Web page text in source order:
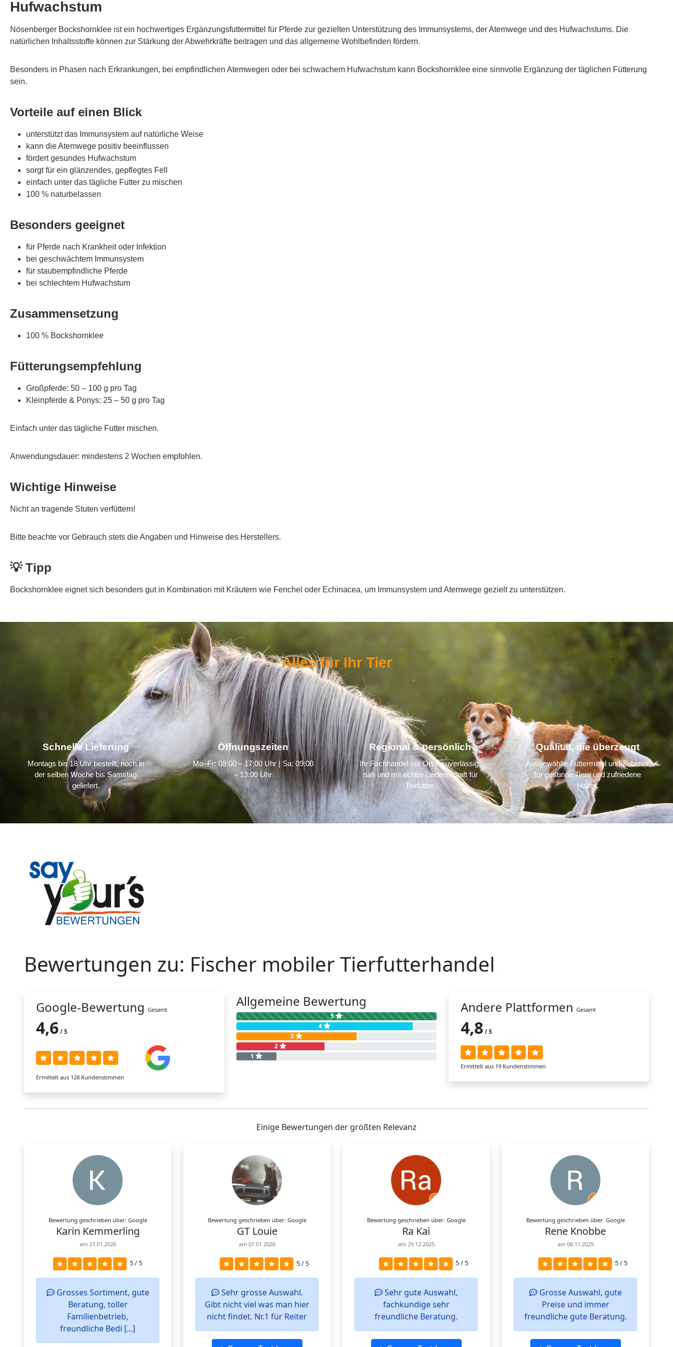
Hufwachstum
Nösenberger Bockshornklee ist ein hochwertiges Ergänzungsfuttermittel für Pferde zur gezielten Unterstützung des Immunsystems, der Atemwege und des Hufwachstums. Die
natürlichen Inhaltsstoffe können zur Stärkung der Abwehrkräfte beitragen und das allgemeine Wohlbefinden fördern.
Besonders in Phasen nach Erkrankungen, bei empfindlichen Atemwegen oder bei schwachem Hufwachstum kann Bockshornklee eine sinnvolle Ergänzung der täglichen Fütterung
sein.
Vorteile auf einen Blick
unterstützt das Immunsystem auf natürliche Weise
kann die Atemwege positiv beeinflussen
fördert gesundes Hufwachstum
sorgt für ein glänzendes, gepflegtes Fell
einfach unter das tägliche Futter zu mischen
100 % naturbelassen
Besonders geeignet
für Pferde nach Krankheit oder Infektion
bei geschwächtem Immunsystem
für staubempfindliche Pferde
bei schlechtem Hufwachstum
Zusammensetzung
100 % Bockshornklee
Fütterungsempfehlung
Großpferde: 50 – 100 g pro Tag
Kleinpferde & Ponys: 25 – 50 g pro Tag
Einfach unter das tägliche Futter mischen.
Anwendungsdauer: mindestens 2 Wochen empfohlen.
Wichtige Hinweise
Nicht an tragende Stuten verfüttern!
Bitte beachte vor Gebrauch stets die Angaben und Hinweise des Herstellers.
💡 Tipp
Bockshornklee eignet sich besonders gut in Kombination mit Kräutern wie Fenchel oder Echinacea, um Immunsystem und Atemwege gezielt zu unterstützen.
Alles für Ihr Tier
Schnelle Lieferung
Montags bis 18 Uhr bestellt, noch in
der selben Woche bis Samstag
geliefert.
Öffnungszeiten
Mo–Fr: 08:00 – 17:00 Uhr | Sa: 09:00
– 13:00 Uhr
Regional & persönlich
Ihr Fachhandel vor Ort – zuverlässig,
nah und mit echter Leidenschaft für
Tierfutter.
Qualität, die überzeugt
Ausgewählte Futtermittel und Zubehör
für gesunde Tiere und zufriedene
Halter.